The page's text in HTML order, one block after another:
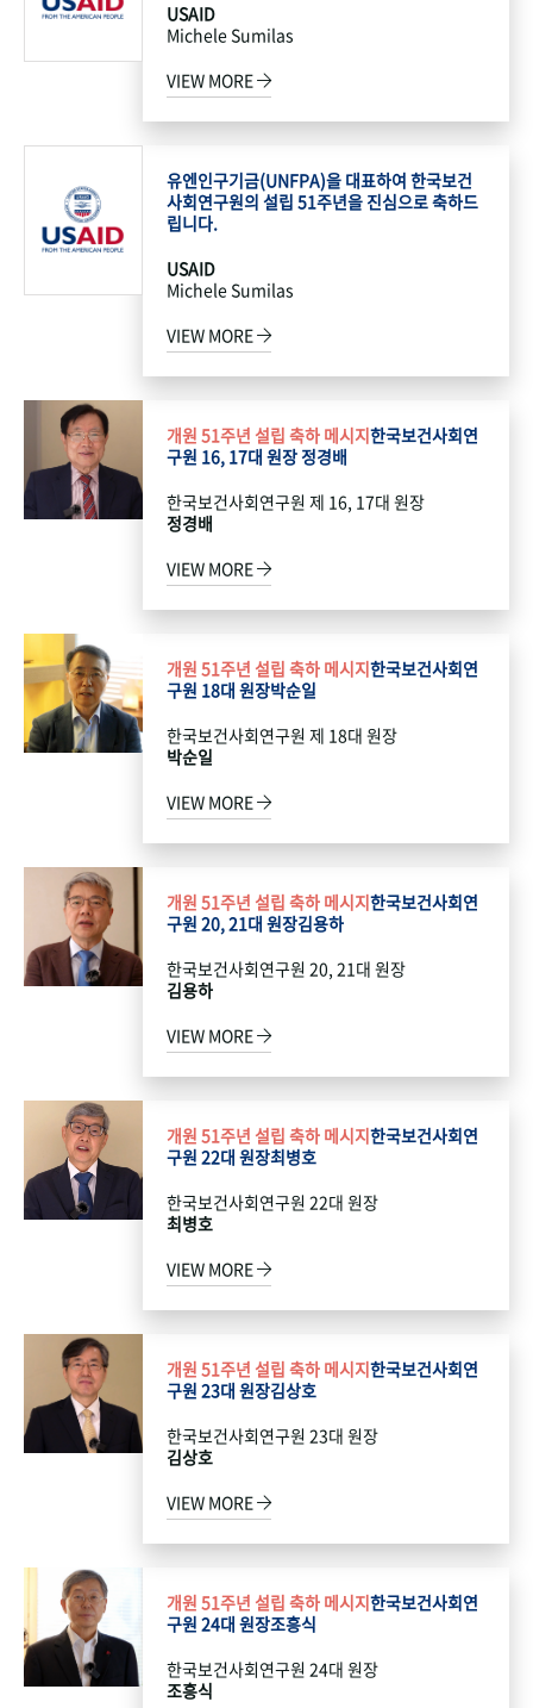
USAID
Michele Sumilas
VIEW MORE
유엔인구기금(UNFPA)을 대표하여 한국보건
사회연구원의 설립 51주년을 진심으로 축하드
립니다.
USAID
Michele Sumilas
VIEW MORE
개원 51주년 설립 축하 메시지한국보건사회연
구원 16, 17대 원장 정경배
한국보건사회연구원 제 16, 17대 원장
정경배
VIEW MORE
개원 51주년 설립 축하 메시지한국보건사회연
구원 18대 원장박순일
한국보건사회연구원 제 18대 원장
박순일
VIEW MORE
개원 51주년 설립 축하 메시지한국보건사회연
구원 20, 21대 원장김용하
한국보건사회연구원 20, 21대 원장
김용하
VIEW MORE
개원 51주년 설립 축하 메시지한국보건사회연
구원 22대 원장최병호
한국보건사회연구원 22대 원장
최병호
VIEW MORE
개원 51주년 설립 축하 메시지한국보건사회연
구원 23대 원장김상호
한국보건사회연구원 23대 원장
김상호
VIEW MORE
개원 51주년 설립 축하 메시지한국보건사회연
구원 24대 원장조흥식
한국보건사회연구원 24대 원장
조흥식